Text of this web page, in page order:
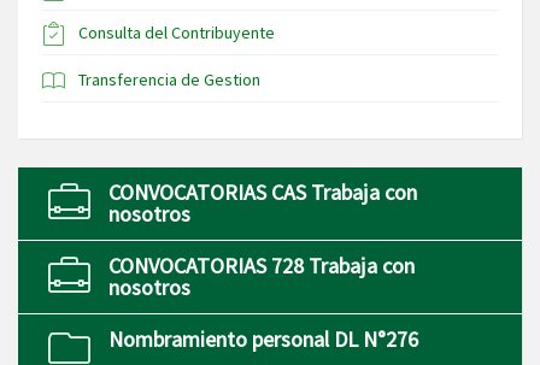
Consulta del Contribuyente
Transferencia de Gestion
CONVOCATORIAS CAS Trabaja con
nosotros
CONVOCATORIAS 728 Trabaja con
nosotros
Nombramiento personal DL N°276